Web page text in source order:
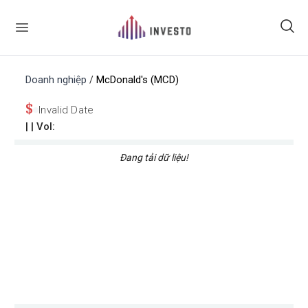
Doanh nghiệp / McDonald's (MCD)
$ Invalid Date
| | Vol:
Đang tải dữ liệu!